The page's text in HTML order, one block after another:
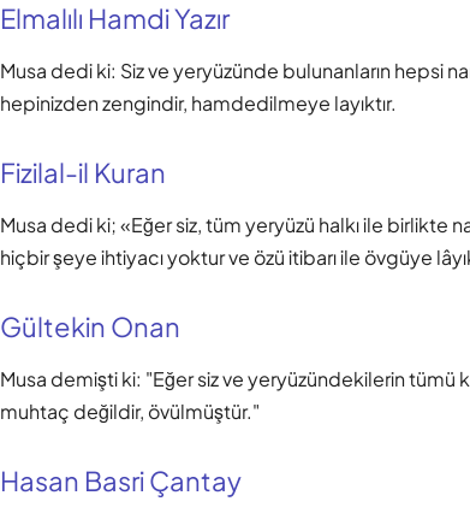
Elmalılı Hamdi Yazır
Musa dedi ki: Siz ve yeryüzünde bulunanların hepsi
hepinizden zengindir, hamdedilmeye layıktır.
Fizilal-il Kuran
Musa dedi ki; «Eğer siz, tüm yeryüzü halkı ile birlikte
hiçbir şeye ihtiyacı yoktur ve özü itibarı ile övgüye
Gültekin Onan
Musa demişti ki: "Eğer siz ve yeryüzündekilerin tümü
muhtaç değildir, övülmüştür."
Hasan Basri Çantay